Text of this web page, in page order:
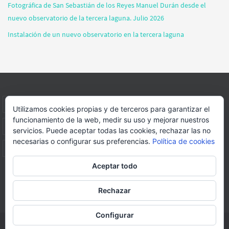
Fotográfica de San Sebastián de los Reyes Manuel Durán desde el
nuevo observatorio de la tercera laguna. Julio 2026
Instalación de un nuevo observatorio en la tercera laguna
INICIO INFORMACIÓN ASOCIACION SUS HABITANTES
VIDEOS BLOG PATROCINADORES DONACIONES
Página web realizada por FORMACION WEBS Y MULTIMEDIA
Funciona conNirvana&
Utilizamos cookies propias y de terceros para garantizar el
funcionamiento de la web, medir su uso y mejorar nuestros
servicios. Puede aceptar todas las cookies, rechazar las no
necesarias o configurar sus preferencias. Política de cookies
Aceptar todo
Rechazar
Configurar